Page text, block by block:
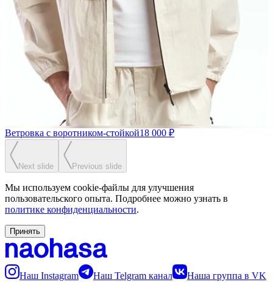
Ветровка с воротником-стойкой18 000 ₽
Next slide Previous slide
Мы используем cookie-файлы для улучшения
пользовательского опыта. Подробнее можно узнать в
политике конфиденциальности.
Принять
Наш Instagram Наш Telgram канал
Наша группа в VK